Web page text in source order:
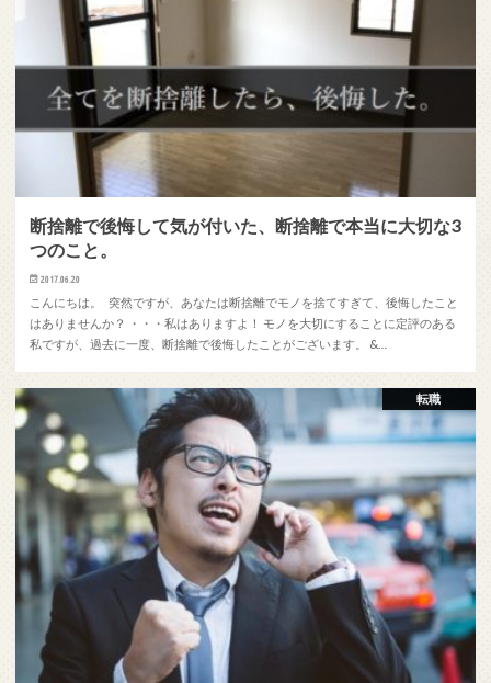
断捨離で後悔して気が付いた、断捨離で本当に大切な3
つのこと。
2017.06.20
こんにちは。 突然ですが、あなたは断捨離でモノを捨てすぎて、後悔したこと
はありませんか？ ・・・私はありますよ！ モノを大切にすることに定評のある
私ですが、過去に一度、断捨離で後悔したことがございます。 &…
転職